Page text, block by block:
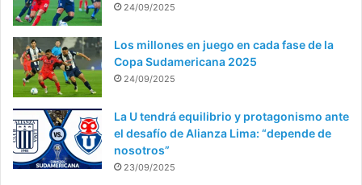
24/09/2025
Los millones en juego en cada fase de la
Copa Sudamericana 2025
24/09/2025
La U tendrá equilibrio y protagonismo ante
el desafío de Alianza Lima: “depende de
nosotros”
23/09/2025